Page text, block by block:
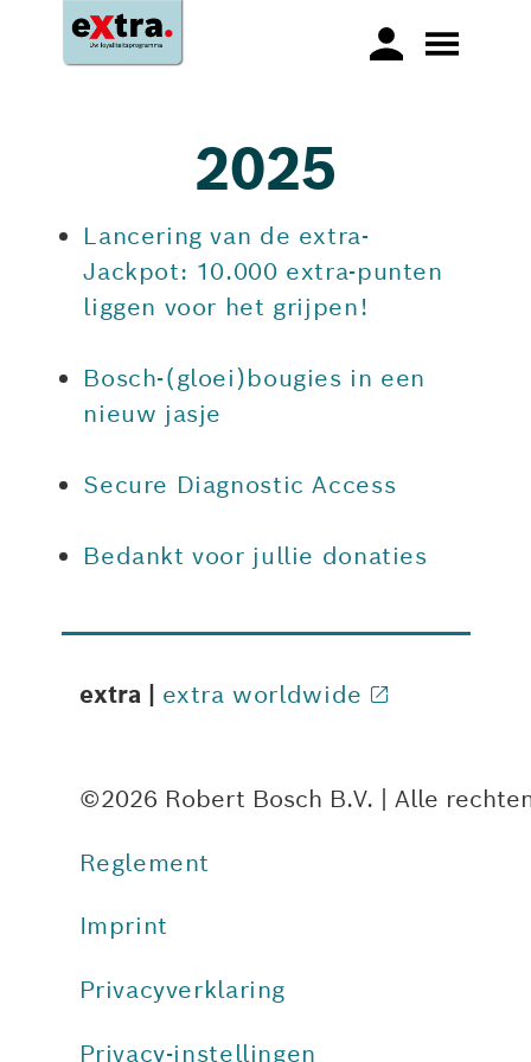
2025
Lancering van de extra-
Jackpot: 10.000 extra-punten
liggen voor het grijpen!
Bosch-(gloei)bougies in een
nieuw jasje
Secure Diagnostic Access
Bedankt voor jullie donaties
extra | extra worldwide
©2026 Robert Bosch B.V. | Alle
Reglement
Imprint
Privacyverklaring
Privacy-instellingen